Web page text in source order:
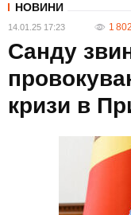
НОВИНИ
14.01.25 17:23 1 802
Санду
кризи в